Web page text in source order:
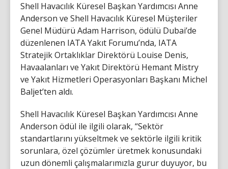
Shell Havacılık Küresel Başkan Yardımcısı Anne
Anderson ve Shell Havacılık Küresel Müşteriler
Genel Müdürü Adam Harrison, ödülü Dubai’de
düzenlenen IATA Yakıt Forumu’nda, IATA
Stratejik Ortaklıklar Direktörü Louise Denis,
Havaalanları ve Yakıt Direktörü Hemant Mistry
ve Yakıt Hizmetleri Operasyonları Başkanı Michel
Baljet’ten aldı.
Shell Havacılık Küresel Başkan Yardımcısı Anne
Anderson ödül ile ilgili olarak, “Sektör
standartlarını yükseltmek ve sektörle ilgili kritik
sorunlara, özel çözümler üretmek konusundaki
uzun dönemli çalışmalarımızla gurur duyuyor, bu